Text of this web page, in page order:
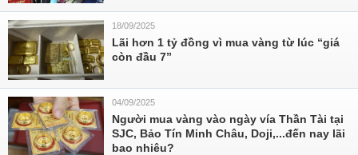
18/09/2025
Lãi hơn 1 tỷ đồng vì mua vàng từ lúc “giá
còn đầu 7”
04/09/2025
Người mua vàng vào ngày vía Thần Tài tại
SJC, Bảo Tín Minh Châu, Doji,...đến nay lãi
bao nhiêu?